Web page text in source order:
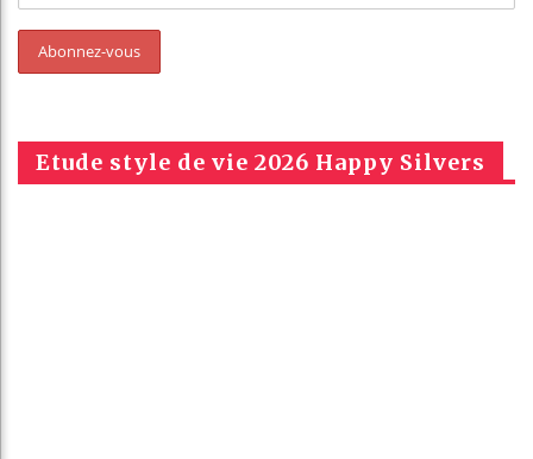
Etude style de vie 2026 Happy Silvers